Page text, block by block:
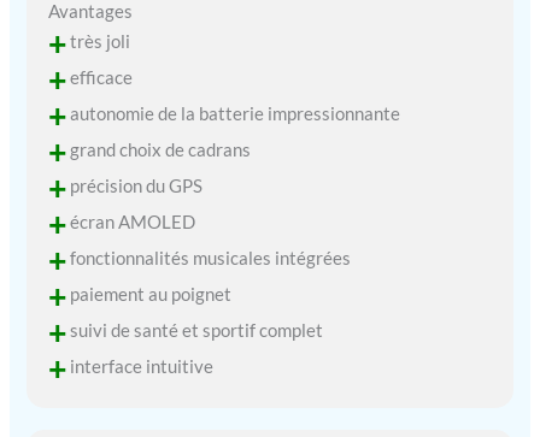
Avantages
+très joli
+efficace
+autonomie de la batterie impressionnante
+ grand choix de cadrans
+ précision du GPS
+écran AMOLED
+fonctionnalités musicales intégrées
+ paiement au poignet
+suivi de santé et sportif complet
+ interface intuitive